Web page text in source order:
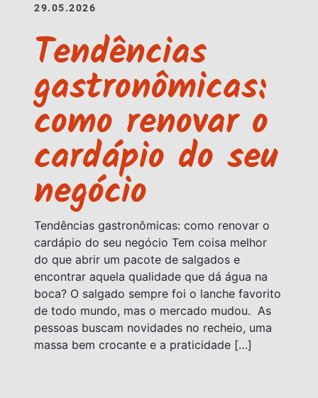
29.05.2026
Tendências
gastronômicas:
como renovar o
cardápio do seu
negócio
Tendências gastronômicas: como renovar o
cardápio do seu negócio Tem coisa melhor
do que abrir um pacote de salgados e
encontrar aquela qualidade que dá água na
boca? O salgado sempre foi o lanche favorito
de todo mundo, mas o mercado mudou. As
pessoas buscam novidades no recheio, uma
massa bem crocante e a praticidade […]